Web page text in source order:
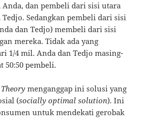
dan pembeli dari sisi utara
Sedangkan pembeli dari sisi
dan Tedjo) membeli dari sisi
mereka. Tidak ada yang
1/4 mil. Anda dan Tedjo masing-
50:50 pembeli.
menganggap ini solusi yang
(socially optimal solution). Ini
untuk mendekati gerobak